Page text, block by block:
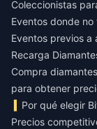
Coleccionistas
Eventos donde
Eventos previos a
Recarga
Compra
para obtener
Por qué elegir
Precios